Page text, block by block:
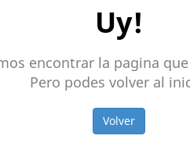
Uy!
encontrar la pagina
Pero podes volver al
Volver